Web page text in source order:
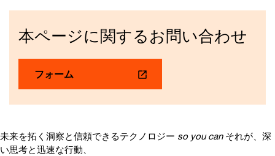
本ページに関するお問い合わせ
フォーム
未来を拓く洞察と信頼できるテクノロジー so you can それが、深
い思考と迅速な行動、